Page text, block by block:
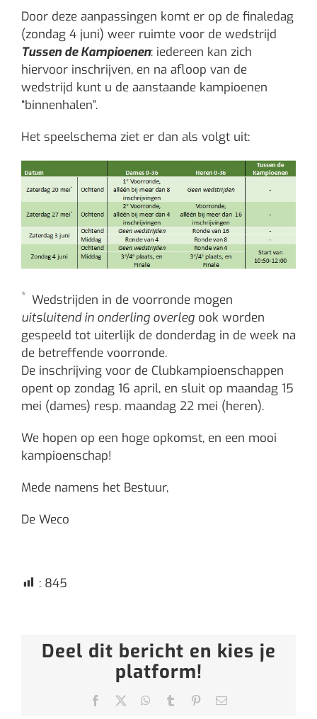
Door deze aanpassingen komt er op de finaledag
(zondag 4 juni) weer ruimte voor de wedstrijd
Tussen de Kampioenen: iedereen kan zich
hiervoor inschrijven, en na afloop van de
wedstrijd kunt u de aanstaande kampioenen
“binnenhalen”.
Het speelschema ziet er dan als volgt uit:
* Wedstrijden in de voorronde mogen
uitsluitend in onderling overleg ook worden
gespeeld tot uiterlijk de donderdag in de week na
de betreffende voorronde.
De inschrijving voor de Clubkampioenschappen
opent op zondag 16 april, en sluit op maandag 15
mei (dames) resp. maandag 22 mei (heren).
We hopen op een hoge opkomst, en een mooi
kampioenschap!
Mede namens het Bestuur,
De Weco
: 845
Deel dit bericht en kies je
platform!
Facebook WhatsApp
Tumblr Pinterest
E-